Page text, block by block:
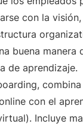
con la
buena manera
de aprendizaje.
con el
Incluye